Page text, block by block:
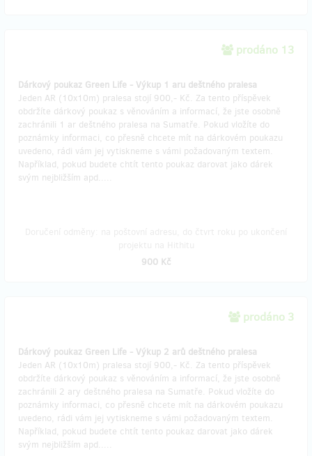
prodáno 13
Dárkový poukaz Green Life - Výkup 1 aru deštného pralesa
Jeden AR (10x10m) pralesa stojí 900,- Kč. Za tento příspěvek
obdržíte dárkový poukaz s věnováním a informací, že jste osobně
zachránili 1 ar deštného pralesa na Sumatře. Pokud vložíte do
poznámky informaci, co přesně chcete mít na dárkovém poukazu
uvedeno, rádi vám jej vytiskneme s vámi požadovaným textem.
Například, pokud budete chtít tento poukaz darovat jako dárek
svým nejbližším apd.....
900 Kč
prodáno 3
Dárkový poukaz Green Life - Výkup 2 arů deštného pralesa
Jeden AR (10x10m) pralesa stojí 900,- Kč. Za tento příspěvek
obdržíte dárkový poukaz s věnováním a informací, že jste osobně
zachránili 2 ary deštného pralesa na Sumatře. Pokud vložíte do
poznámky informaci, co přesně chcete mít na dárkovém poukazu
uvedeno, rádi vám jej vytiskneme s vámi požadovaným textem.
Například, pokud budete chtít tento poukaz darovat jako dárek
svým nejbližším apd.....